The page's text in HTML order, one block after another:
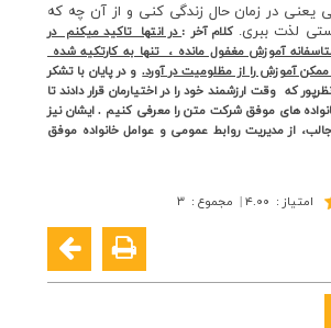
يعني در زمان حال زندگي كني و از آن چه كه
لذت ببري.كلام آخر : در انتها تاكيد ميكنم در
آموزش مغفول مانده ، تنها به كارتكيه شده
آموزش را از مظلوميت در آورد. و در پايان با تشكر
كه وقت ارزشمند خود را در اختيارمان قرار دادند تا
هاي موفق شركت متن را معرفي كنيم . ايشان نيز
از مديريت روابط عمومي و عوامل خانواده موفق
امتیاز : ۴.۰۰| مجموع : ۳